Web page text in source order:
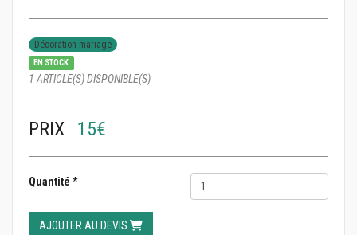
Décoration mariage
EN STOCK
1 ARTICLE(S) DISPONIBLE(S)
PRIX 15€
Quantité *
AJOUTER AU DEVIS